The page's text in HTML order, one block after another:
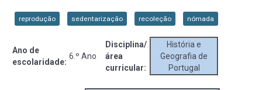
reprodução sedentarização recoleção nómada
Ano de
escolaridade:
6.º Ano
Disciplina/
área
curricular:
História e
Geografia de
Portugal